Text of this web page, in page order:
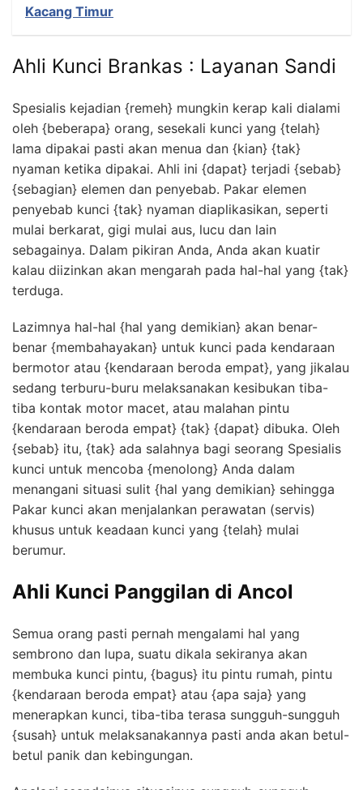
Kacang Timur
Ahli Kunci Brankas : Layanan Sandi
Spesialis kejadian {remeh} mungkin kerap kali dialami
oleh {beberapa} orang, sesekali kunci yang {telah}
lama dipakai pasti akan menua dan {kian} {tak}
nyaman ketika dipakai. Ahli ini {dapat} terjadi {sebab}
{sebagian} elemen dan penyebab. Pakar elemen
penyebab kunci {tak} nyaman diaplikasikan, seperti
mulai berkarat, gigi mulai aus, lucu dan lain
sebagainya. Dalam pikiran Anda, Anda akan kuatir
kalau diizinkan akan mengarah pada hal-hal yang {tak}
terduga.
Lazimnya hal-hal {hal yang demikian} akan benar-
benar {membahayakan} untuk kunci pada kendaraan
bermotor atau {kendaraan beroda empat}, yang jikalau
sedang terburu-buru melaksanakan kesibukan tiba-
tiba kontak motor macet, atau malahan pintu
{kendaraan beroda empat} {tak} {dapat} dibuka. Oleh
{sebab} itu, {tak} ada salahnya bagi seorang Spesialis
kunci untuk mencoba {menolong} Anda dalam
menangani situasi sulit {hal yang demikian} sehingga
Pakar kunci akan menjalankan perawatan (servis)
khusus untuk keadaan kunci yang {telah} mulai
berumur.
Ahli Kunci Panggilan di Ancol
Semua orang pasti pernah mengalami hal yang
sembrono dan lupa, suatu dikala sekiranya akan
membuka kunci pintu, {bagus} itu pintu rumah, pintu
{kendaraan beroda empat} atau {apa saja} yang
menerapkan kunci, tiba-tiba terasa sungguh-sungguh
{susah} untuk melaksanakannya pasti anda akan betul-
betul panik dan kebingungan.